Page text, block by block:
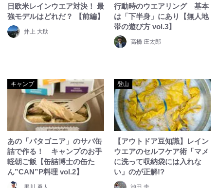
日欧米レインウエア対決！ 最
強モデルはどれだ？ 【前編】
井上 大助
行動時のウエアリング 基本
は「下半身」にあり【無人地
帯の遊び方 vol.3】
高橋 庄太郎
キャンプ
あの「パタゴニア」のサバ缶
詰で作る！ キャンプのお手
軽朝ご飯【缶詰博士の缶た
ん”CAN”P料理 vol.2】
登山
【アウトドア豆知識】レイン
ウエアのセルフケア術「マメ
に洗って収納袋には入れな
い」のが正解!?